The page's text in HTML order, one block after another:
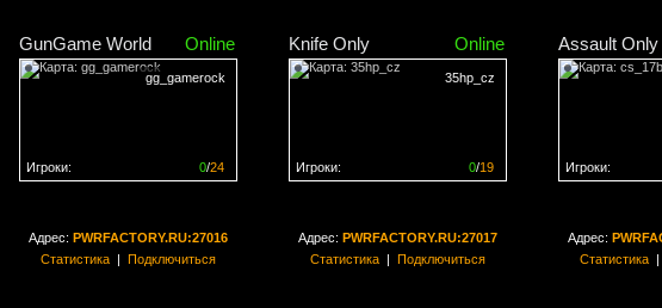
GunGame World Online
gg_gamerock
0/24
Игроки:
Knife Only Online
35hp_cz
0/19
Игроки:
Assault Only
Игроки:
Адрес: PWRFACTORY.RU:27016
Статистика| Подключиться
Адрес: PWRFACTORY.RU:27017
Статистика| Подключиться
Адрес:
Статистика